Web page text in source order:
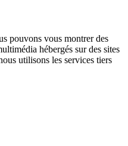
pouvons vous montrer des
hébergés sur des sites
utilisons les services tiers